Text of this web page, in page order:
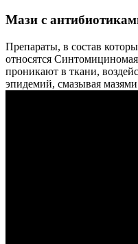
Мази с
Препараты, в состав
относятся
проникают в ткани,
эпидемий, смазывая